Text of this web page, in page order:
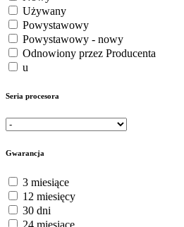
Używany
Powystawowy
Powystawowy - nowy
Odnowiony przez Producenta
u
Seria procesora
Gwarancja
3 miesiące
12 miesięcy
30 dni
24 miesiące